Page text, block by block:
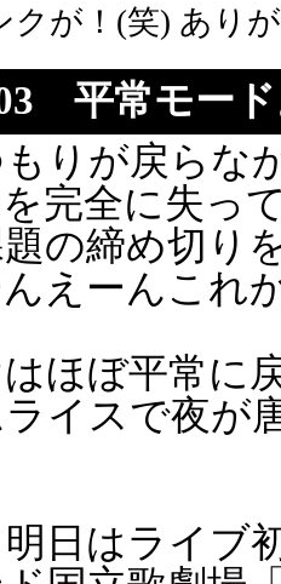
クが！(笑) あり
平常モー
りが戻らな
完全に失っ
の締め切り
えーんこれ
ほぼ平常に
イスで夜が
日はライブ